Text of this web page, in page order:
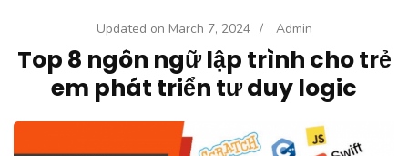
Updated on March 7, 2024 / Admin
Top 8 ngôn ngữ lập trình cho trẻ
em phát triển tư duy logic